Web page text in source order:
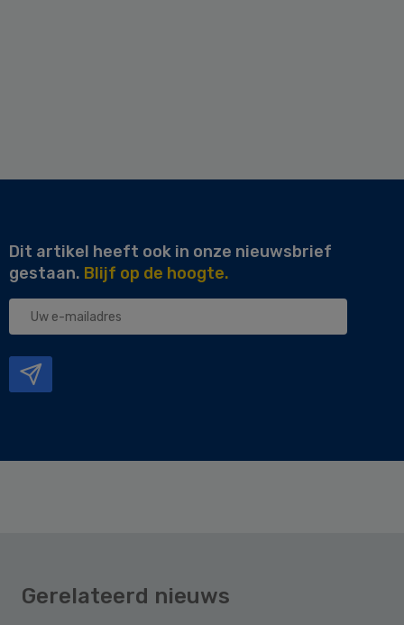
Dit artikel heeft ook in onze nieuwsbrief
gestaan. Blijf op de hoogte.
Uw
Gerelateerd nieuws